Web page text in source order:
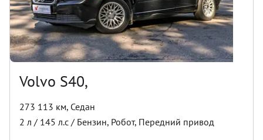
Volvo S40,
273 113 км, Седан
2 л / 145 л.с / Бензин, Робот, Передний привод